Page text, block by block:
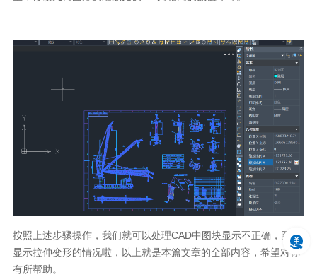
按照上述步骤操作，我们就可以处理CAD中图块显示不正确，图形
显示拉伸变形的情况啦，以上就是本篇文章的全部内容，希望对你
有所帮助。